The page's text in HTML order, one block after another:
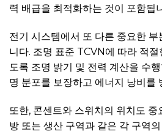
력 배급을 최적화하는 것이 포함됩
전기 시스템에서 또 다른 중요한
니다. 조명 표준 TCVN에 따라 적
도록 조명 밝기 및 전력 계산을 수
명 분포를 보장하고 에너지 낭비를
또한, 콘센트와 스위치의 위치도 중
방 또는 생산 구역과 같은 각 구역